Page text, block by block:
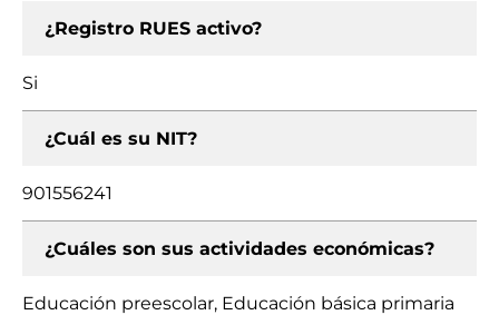
¿Registro RUES activo?
Si
¿Cuál es su NIT?
901556241
¿Cuáles son sus actividades económicas?
Educación preescolar, Educación básica primaria